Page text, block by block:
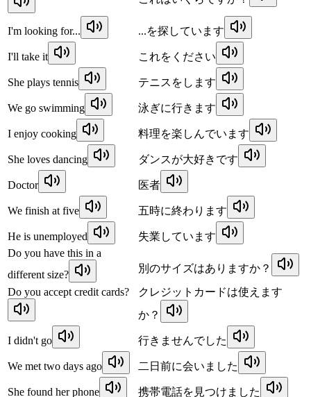
I'm looking for... ...を探しています
I'll take it これをください
She plays tennis テニスをします
We go swimming 泳ぎに行きます
I enjoy cooking 料理を楽しんでいます
She loves dancing ダンスが大好きです
Doctor 医者
We finish at five 五時に終わります
He is unemployed
失業しています
Do you have this in a
different size?
別のサイズはありますか？
Do you accept credit cards?
クレジットカードは使えます
か？
I didn't go 行きませんでした
We met two days ago 二日前に会いました
She found her phone 携帯電話を見つけました